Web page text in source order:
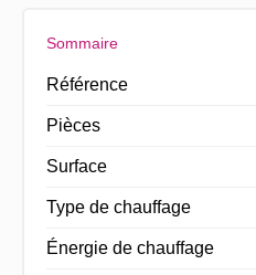
Sommaire
Référence
Pièces
Surface
Type de chauffage
Énergie de chauffage